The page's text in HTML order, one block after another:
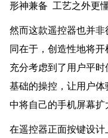
形神兼备 工艺之外更
然而这款遥控器也并
同在于，创造性地将开
充分考虑到了用户平
基础的操控，让用户
中将自己的手机屏幕扩
在遥控器正面按键设